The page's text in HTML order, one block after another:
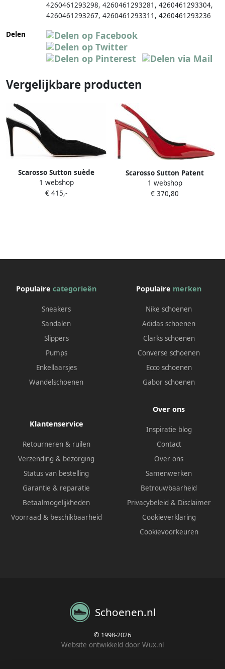
4260461293298, 4260461293281 , 4260461293304,
4260461293267, 4260461293311 , 4260461293236
Delen
Vergelijkbare producten
Scarosso Sutton suède
pumps Zwart
1 webshop
€ 415,-
Scarosso Sutton Patent
Pumps Rood Dames
1 webshop
€ 370,80
Populaire categorieën
Sneakers
Sandalen
Slippers
Pumps
Enkellaarsjes
Wandelschoenen
Populaire merken
Nike schoenen
Adidas schoenen
Clarks schoenen
Converse schoenen
Ecco schoenen
Gabor schoenen
Klantenservice
Retourneren & ruilen
Verzending & bezorging
Status van bestelling
Garantie & reparatie
Betaalmogelijkheden
Voorraad & beschikbaarheid
Over ons
Inspiratie blog
Contact
Over ons
Samenwerken
Betrouwbaarheid
Privacybeleid & Disclaimer
Cookieverklaring
Cookievoorkeuren
Schoenen.nl
© 1998-2026
Website ontwikkeld door Wux.nl